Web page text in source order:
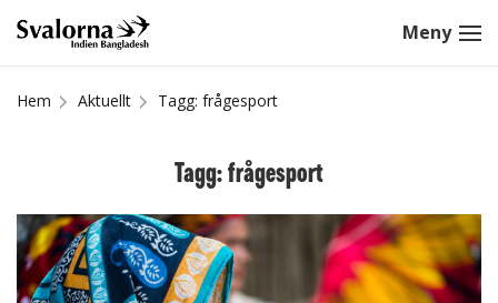
Hem Aktuellt Tagg: frågesport
Tagg: frågesport